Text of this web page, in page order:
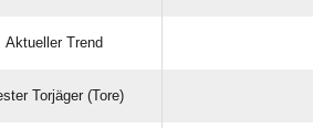
Aktueller Trend
Torjäger (Tore)